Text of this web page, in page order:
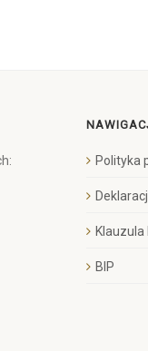
Polityka
BIP